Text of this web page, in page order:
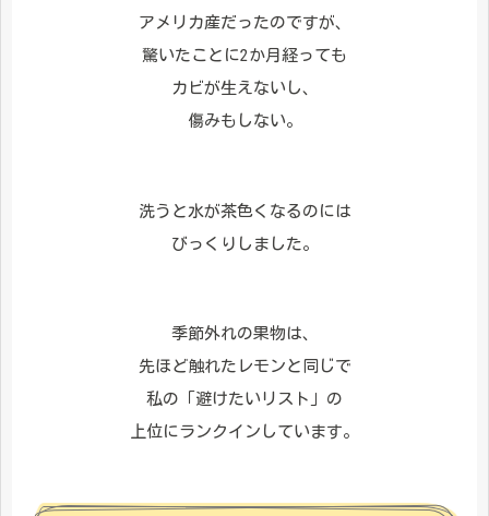
アメリカ産だったのですが、
驚いたことに2か月経っても
カビが生えないし、
傷みもしない。
洗うと水が茶色くなるのには
びっくりしました。
季節外れの果物は、
先ほど触れたレモンと同じで
私の「避けたいリスト」の
上位にランクインしています。